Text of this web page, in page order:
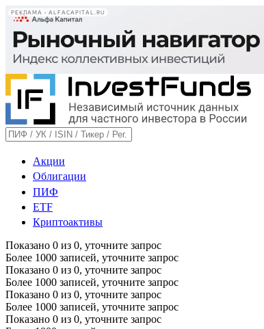
РЕКЛАМА • ALFACAPITAL.RU
Акции
Облигации
ПИФ
ETF
Криптоактивы
Показано 0 из 0, уточните запрос
Более 1000 записей, уточните запрос
Показано 0 из 0, уточните запрос
Более 1000 записей, уточните запрос
Показано 0 из 0, уточните запрос
Более 1000 записей, уточните запрос
Показано 0 из 0, уточните запрос